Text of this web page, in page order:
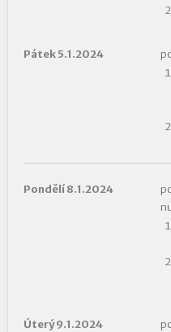
Pátek 5.1.2024
Pondělí 8.1.2024
Úterý 9.1.2024